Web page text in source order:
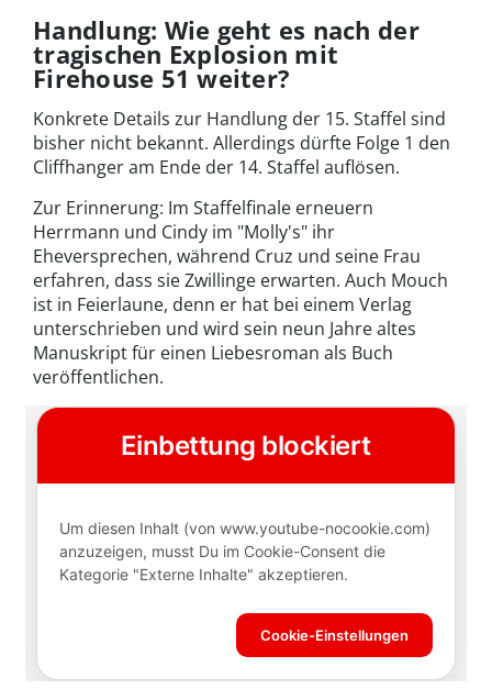
Handlung: Wie geht es nach der
tragischen Explosion mit
Firehouse 51 weiter?
Konkrete Details zur Handlung der 15. Staffel sind
bisher nicht bekannt. Allerdings dürfte Folge 1 den
Cliffhanger am Ende der 14. Staffel auflösen.
Zur Erinnerung: Im Staffelfinale erneuern
Herrmann und Cindy im "Molly's" ihr
Eheversprechen, während Cruz und seine Frau
erfahren, dass sie Zwillinge erwarten. Auch Mouch
ist in Feierlaune, denn er hat bei einem Verlag
unterschrieben und wird sein neun Jahre altes
Manuskript für einen Liebesroman als Buch
veröffentlichen.